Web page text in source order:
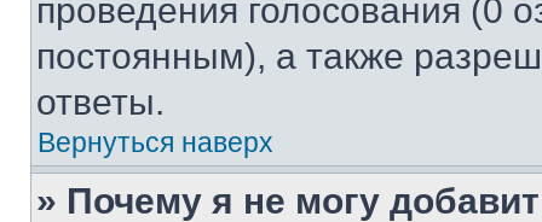
проведения голосования (0
постоянным), а также
ответы.
Вернуться наверх
» Почему я не могу